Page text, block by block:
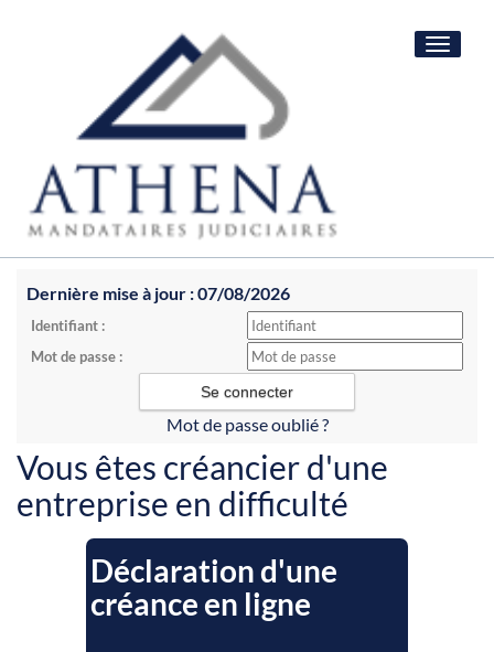
Toggle
Dernière mise à jour : 07/08/2026
Identifiant :
Mot de passe :
Mot de passe oublié ?
Vous êtes créancier d'une
entreprise en difficulté
Déclaration d'une
créance en ligne